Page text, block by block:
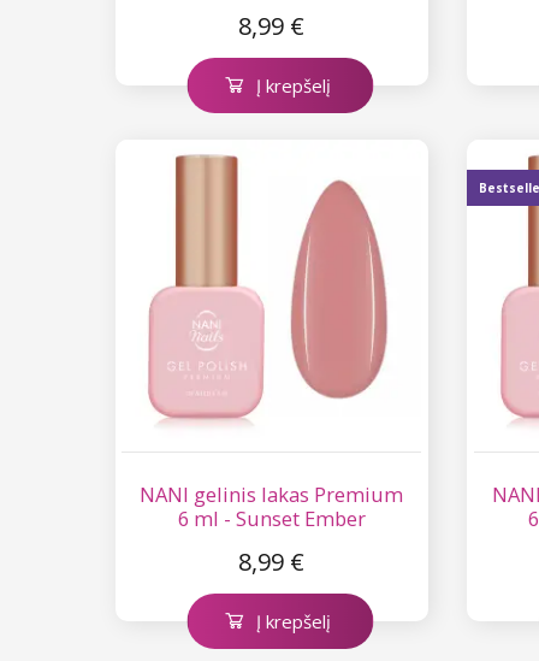
8,99 €
Į krepšelį
NANI gelinis lakas Premium
6 ml - Sunset Ember
8,99 €
Į krepšelį